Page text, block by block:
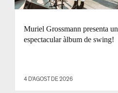
Muriel Grossmann presenta un
espectacular àlbum de swing!
4 D'AGOST DE 2026